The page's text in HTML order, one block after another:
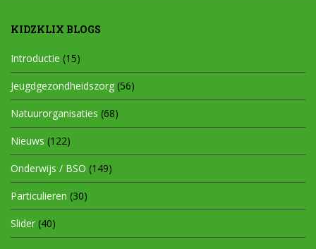
KIDZKLIX BLOGS
Introductie (15)
Jeugdgezondheidszorg (56)
Natuurorganisaties (68)
Nieuws (122)
Onderwijs / BSO (149)
Particulieren (30)
Slider (40)